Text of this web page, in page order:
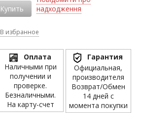
Купить
надходження
В избранное
Оплата
Наличными при
получении и
проверке.
Безналичными.
На карту-счет
Гарантия
Официальная,
производителя
Возврат/Обмен
14 дней с
момента покупки